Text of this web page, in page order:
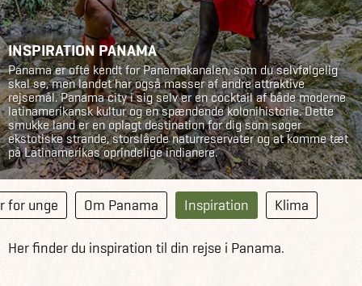
INSPIRATION PANAMA
Panama er ofte kendt for Panamakanalen, som du selvfølgelig
skal se, men landet har også masser af andre attraktive
rejsemål. Panama city i sig selv er en cocktail af både moderne
latinamerikansk kultur og en spændende kolonihistorie. Dette
smukke land er en oplagt destination for dig som søger
ekstotiske strande, storslåede naturreservater og at komme tæt
på Latinamerikas oprindelige indianere.
for unge Om Panama Inspiration Klima
Her finder du inspiration til din rejse i Panama.